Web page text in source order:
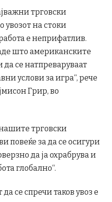
трговски
увозот на стоки
е неприфатлив.
што американските
се натпреваруваат
услови за игра“, рече
Грир, во
нашите трговски
повеќе за да се осигури
да ја охрабрува и
глобално“.
се спречи таков увоз е